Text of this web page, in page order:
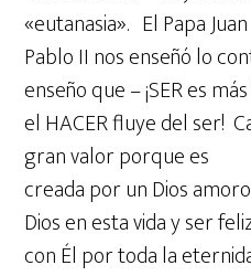
«eutanasia». El Papa Juan
Pablo II nos enseñó lo
enseño que – ¡SER es
el HACER fluye del ser!
gran valor porque es
creada por un Dios
Dios en esta vida y ser
con Él por toda la